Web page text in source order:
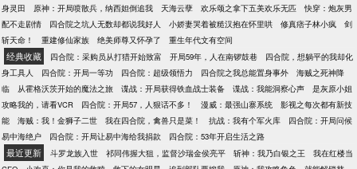
身灵田
原神：开局喷散兵，纳西妲倒追我 天海云孽 欢乐颂之拿下五美欢乐无匹
快穿：炮灰男
配不走剧情
四合院之坑人无数却都说我好人 小娇妻哭着被糙汉抱在怀里哄 修真痞子林小疯
剑
斩天命！
重建修仙家族 绝美师尊又怀孕了 重生年代文有空间
经典收藏 四合院：采购员从打猎开始致富 开局59年，人在南锣鼓巷
四合院，想躺平的我却化
身工具人
四合院：开局一等功 四合院：超级领悟力 四合院之我总能置身事外
海贼之死神降
临
从霍格沃茨开始的魔法之旅 谍战：开局获得铁血战士装备 谍战：我能洞察心声
是灰原小姐
攻略我的，请看VCR
四合院：开局57，人狠话不多！ 漫威：最强山寨系统
影视之每次都有新技
能
海贼：我！金狮子二世 我在四合院，禽兽只是菜！ 抗战：我有个军火库
四合院：开局问候
易中海绝户
四合院：开局让易中海给我捐款 四合院：53年开启生活之路
最近更新 斗罗龙族入世 祁同伟握大狙，监督沙瑞金侯亮平 斩神：我乃白银之王
我在红楼当